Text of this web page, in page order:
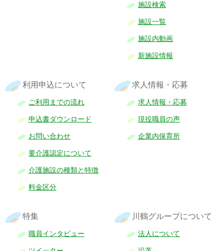
施設検索
施設一覧
施設内動画
新施設情報
利用申込について
ご利用までの流れ
申込書ダウンロード
お問い合わせ
要介護認定について
介護施設の種類と特徴
料金区分
求人情報・応募
求人情報・応募
現役職員の声
企業内保育所
特集
職員インタビュー
川鶴グループについて
法人について